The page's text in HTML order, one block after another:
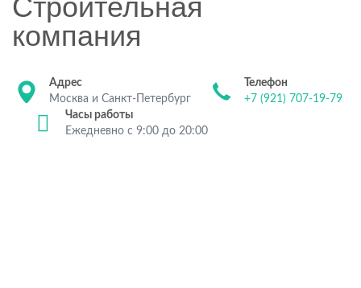
Строительная
компания
Адрес
Москва и Санкт-Петербург
Телефон
+7 (921) 707-19-79
Часы работы
Ежедневно с 9:00 до 20:00